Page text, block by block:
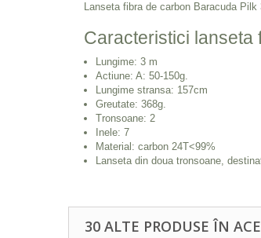
Lanseta fibra de carbon Baracuda
Caracteristici lanseta
Lungime: 3 m
Actiune: A: 50-150g.
Lungime stransa: 157cm
Greutate: 368g.
Tronsoane: 2
Inele: 7
Material: carbon 24T<99%
Lanseta din doua tronsoane,
30 ALTE PRODUSE ÎN